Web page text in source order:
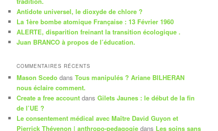
c
h
e
Antidote universel, le dioxyde de chlore ?
La 1ère bombe atomique Française : 13 Février 1960
ALERTE, disparition freinant la transition écologique .
Juan BRANCO à propos de l’éducation.
COMMENTAIRES RÉCENTS
Mason Scedo dansTous manipulés ? Ariane BILHERAN
nous éclaire comment.
Create a free account dansGilets Jaunes : le début de la fin
de l’UE ?
Le consentement médical avec Maître David Guyon et
Pierrick Thévenon | anthropo-pedagogie dans Les soins sans